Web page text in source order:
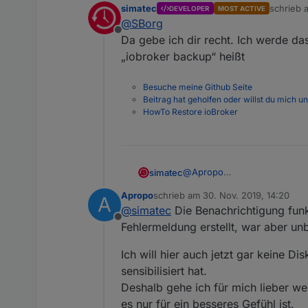
Minimal-Backup (ev. sollte
mache es nur deswegen, da
und ein simpler . kann da
VollBackup zu ziehen, als mit
Offline
simatec DEVELOPER MOST ACTIVE schrieb
zuletzt
@SBorg
Da gebe ich dir recht. Ich werde
„iobroker backup“ heißt
Besuche meine Github Seite
Beitrag hat geholfen oder willst du mich
HowTo Restore ioBroker
simatec@Apropo
In so einem Fall kann man
Grundsätzlich funktioniert
korrekt und sorgt für
A
Offline
Aproposchrieb am 30. Nov. 2019, 14:20
zuletzt editiert von
@simatec Die Benachrichtigung
Fehlermeldung erstellt, war aber
Ich will hier auch jetzt gar keine
sensibilisiert hat.
Deshalb gehe ich für mich lieber
es nur für ein besseres Gefühl ist.